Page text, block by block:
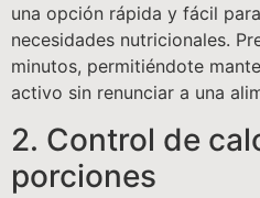
una opción rápida y fácil
necesidades nutricionales.
minutos, permitiéndote
activo sin renunciar a una
2. Control de
porciones